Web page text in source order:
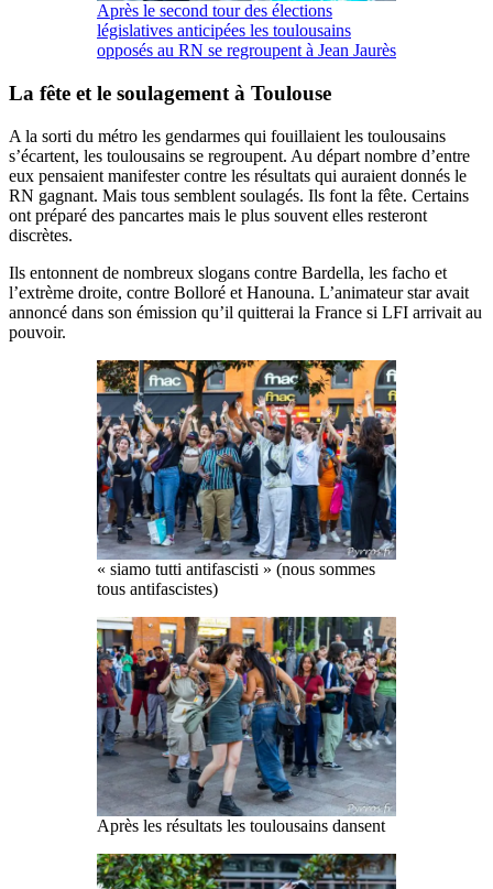
Après le second tour des élections
législatives anticipées les toulousains
opposés au RN se regroupent à Jean Jaurès
La fête et le soulagement à Toulouse
A la sorti du métro les gendarmes qui fouillaient les toulousains
s’écartent, les toulousains se regroupent. Au départ nombre d’entre
eux pensaient manifester contre les résultats qui auraient donnés le
RN gagnant. Mais tous semblent soulagés. Ils font la fête. Certains
ont préparé des pancartes mais le plus souvent elles resteront
discrètes.
Ils entonnent de nombreux slogans contre Bardella, les facho et
l’extrème droite, contre Bolloré et Hanouna. L’animateur star avait
annoncé dans son émission qu’il quitterai la France si LFI arrivait au
pouvoir.
« siamo tutti antifascisti » (nous sommes
tous antifascistes)
Après les résultats les toulousains dansent